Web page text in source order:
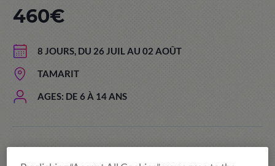
8 JOURS, DU 26 JUIL AU 02 AOÛT
TAMARIT
AGES: DE 6 À 14 ANS
460€